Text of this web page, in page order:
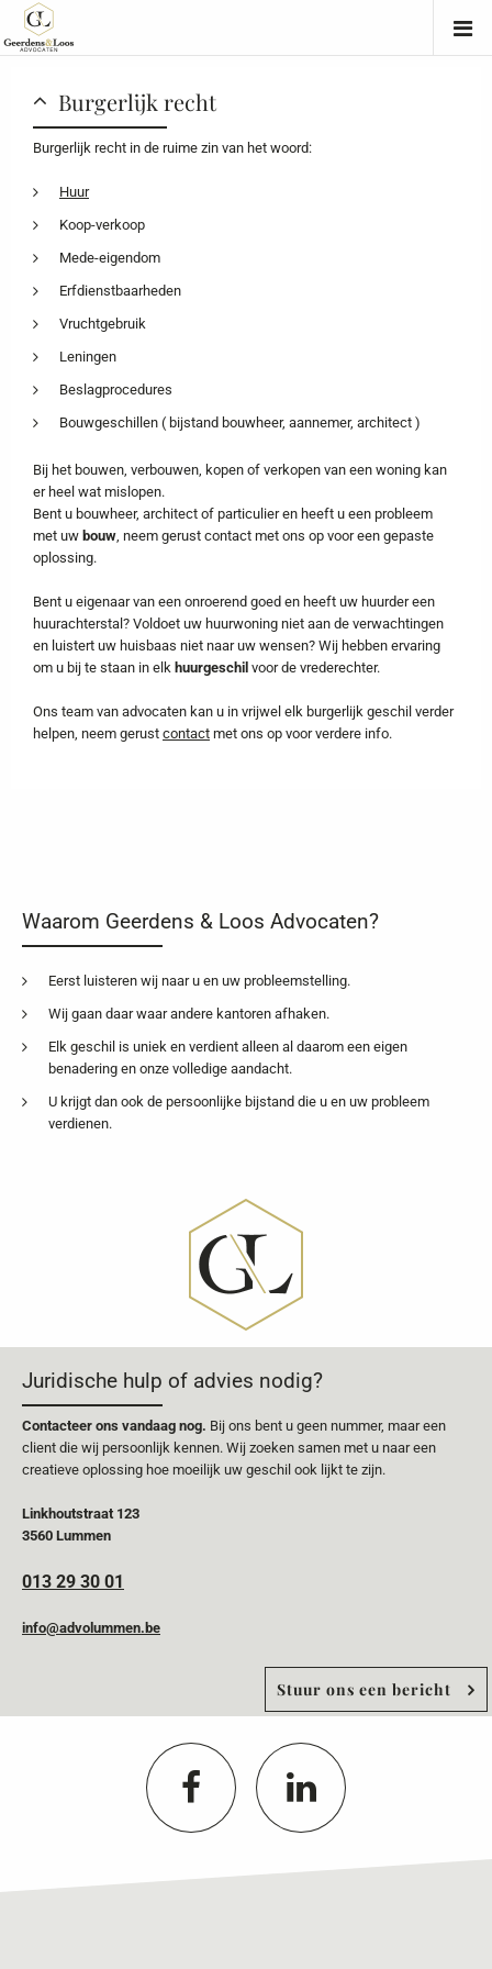
Burgerlijk recht
Burgerlijk recht in de ruime zin van het woord:
Huur
Koop-verkoop
Mede-eigendom
Erfdienstbaarheden
Vruchtgebruik
Leningen
Beslagprocedures
Bouwgeschillen ( bijstand bouwheer, aannemer, architect )
Bij het bouwen, verbouwen, kopen of verkopen van een woning kan
er heel wat mislopen.
Bent u bouwheer, architect of particulier en heeft u een probleem
met uw bouw, neem gerust contact met ons op voor een gepaste
oplossing.
Bent u eigenaar van een onroerend goed en heeft uw huurder een
huurachterstal? Voldoet uw huurwoning niet aan de verwachtingen
en luistert uw huisbaas niet naar uw wensen? Wij hebben ervaring
om u bij te staan in elk huurgeschil voor de vrederechter.
Ons team van advocaten kan u in vrijwel elk burgerlijk geschil verder
helpen, neem gerust contact met ons op voor verdere info.
Waarom Geerdens & Loos Advocaten?
Eerst luisteren wij naar u en uw probleemstelling.
Wij gaan daar waar andere kantoren afhaken.
Elk geschil is uniek en verdient alleen al daarom een eigen
benadering en onze volledige aandacht.
U krijgt dan ook de persoonlijke bijstand die u en uw probleem
verdienen.
Juridische hulp of advies nodig?
Contacteer ons vandaag nog. Bij ons bent u geen nummer, maar een
client die wij persoonlijk kennen. Wij zoeken samen met u naar een
creatieve oplossing hoe moeilijk uw geschil ook lijkt te zijn.
Linkhoutstraat 123
3560 Lummen
013 29 30 01
info@advolummen.be
Stuur ons een bericht